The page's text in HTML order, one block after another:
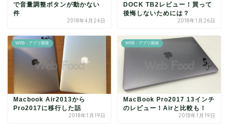
で音量調整ボタンが動かない
件
2018年4月24日
DOCK TB2レビュー！買って
後悔しないためには？
2018年1月26日
WEB・アプリ開発
Macbook Air2013から
Pro2017に移行した話
2018年1月19日
WEB・アプリ開発
MacBook Pro2017 13インチ
のレビュー！Airと比較も！
2018年1月19日